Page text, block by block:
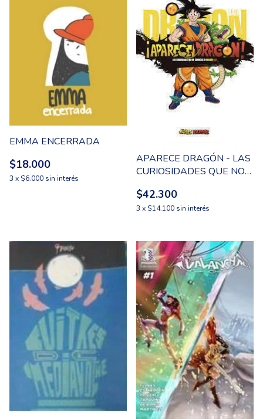
EMMA ENCERRADA
$18.000
3 x $6.000 sin interés
APARECE DRAGÓN - LAS
CURIOSIDADES QUE NO
BALL
$42.300
3 x $14.100 sin interés